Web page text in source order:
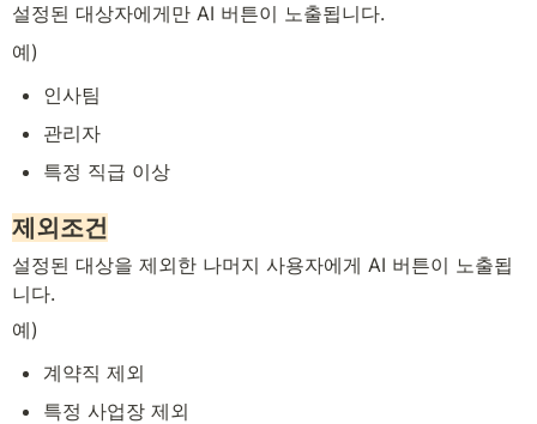
설정된 대상자에게만 AI 버튼이 노출됩니다.
예)
인사팀
관리자
특정 직급 이상
제외조건
설정된 대상을 제외한 나머지 사용자에게 AI 버튼이 노출됩
니다.
예)
계약직 제외
특정 사업장 제외